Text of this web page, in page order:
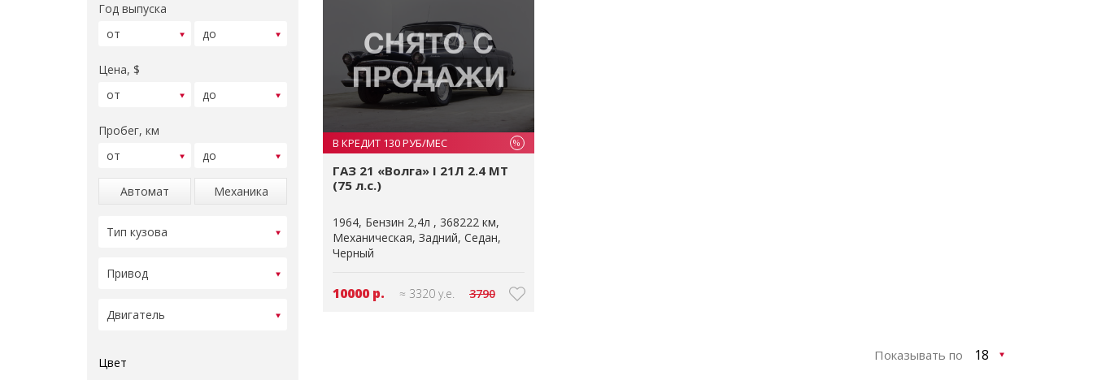
Год выпуска
Цена, $
Пробег, км
Автомат Механика
Цвет
В КРЕДИТ 130 РУБ/МЕС %
ГАЗ 21 «Волга» I 21Л 2.4 MT
(75 л.с.)
1964 Бензин 2,4л
368222 км
Механическая Задний Седан
Черный
10000 р. ≈ 3320 у.е. 3790
Показывать по